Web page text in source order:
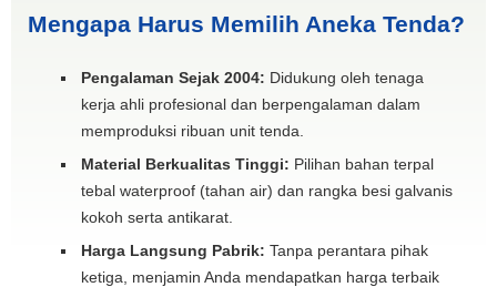
Mengapa Harus Memilih Aneka Tenda?
Pengalaman Sejak 2004: Didukung oleh tenaga
kerja ahli profesional dan berpengalaman dalam
memproduksi ribuan unit tenda.
Material Berkualitas Tinggi: Pilihan bahan terpal
tebal waterproof (tahan air) dan rangka besi galvanis
kokoh serta antikarat.
Harga Langsung Pabrik: Tanpa perantara pihak
ketiga, menjamin Anda mendapatkan harga terbaik